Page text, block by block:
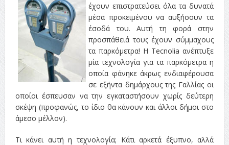
έχουν επιστρατεύσει όλα τα δυνατά
μέσα προκειμένου να αυξήσουν τα
έσοδά του. Αυτή τη φορά στην
προσπάθειά τους έχουν σύμμαχους
τα παρκόμετρα! Η Tecnolia ανέπτυξε
μία τεχνολογία για τα παρκόμετρα η
οποία φάνηκε άκρως ενδιαφέρουσα
σε εξήντα δημάρχους της Γαλλίας οι
οποίοι έσπευσαν να την εγκαταστήσουν χωρίς δεύτερη
σκέψη (προφανώς, το ίδιο θα κάνουν και άλλοι δήμοι στο
άμεσο μέλλον).
Τι κάνει αυτή η τεχνολογία; Κάτι αρκετά έξυπνο, αλλά